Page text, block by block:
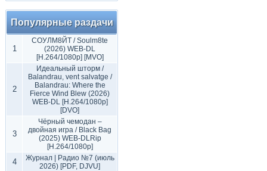
Популярные раздачи
1
СОУЛМ8ЙТ / Soulm8te
(2026) WEB-DL
[H.264/1080p] [MVO]
2
Идеальный шторм /
Balandrau, vent salvatge /
Balandrau: Where the
Fierce Wind Blew (2026)
WEB-DL [H.264/1080p]
[DVO]
3
Чёрный чемодан –
двойная игра / Black Bag
(2025) WEB-DLRip
[H.264/1080p]
4
Журнал | Радио №7 (июль
2026) [PDF, DJVU]